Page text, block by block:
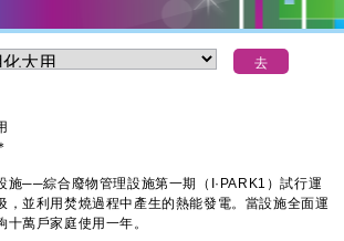
──綜合廢物管理設施第一期（I·PARK1）試行運
，並利用焚燒過程中產生的熱能發電。當設施全面運
萬戶家庭使用一年。